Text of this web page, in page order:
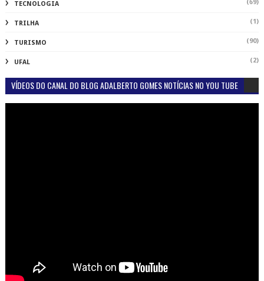
TECNOLOGIA (69)
TRILHA (1)
TURISMO (90)
UFAL (2)
VÍDEOS DO CANAL DO BLOG ADALBERTO GOMES NOTÍCIAS NO YOU TUBE